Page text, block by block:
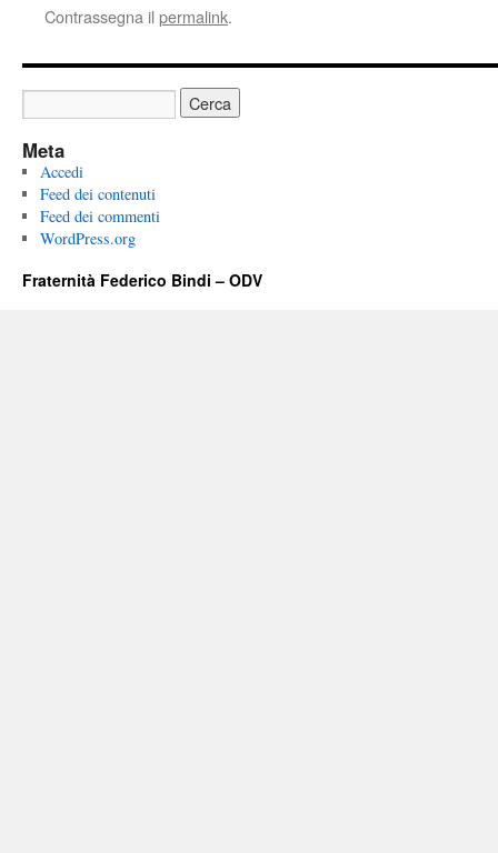
Contrassegna il permalink.
Meta
Accedi
Feed dei contenuti
Feed dei commenti
WordPress.org
Fraternità Federico Bindi – ODV